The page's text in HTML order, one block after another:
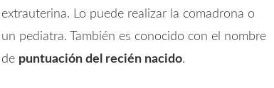
extrauterina. Lo puede realizar la comadrona o
un pediatra. También es conocido con el nombre
de puntuación del recién nacido.